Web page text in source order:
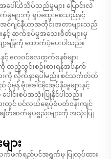
ပေါ်ယံသိပ်သည်မှုများ ပြောင်းလဲ
မှုများကို ရှုပ်ထွေးစေသည်နှင့်
င်ဂျင်နီယာအတိုင်းအတာများသည်
နှင့် ဆက်စပ်မှုအသေးစိတ်များမှ
ာ့ချိန်ကို ထောက်ပံ့ပေးပါသည်။
င့် လေဝင်လေထွက်စနစ်များ
ည့်သွင်းစဉ်းစားရန်အပ်နှက်
ျားကို လိုက်နာရပါမည်။ စင်သက်တ်တ်
န် မိုးခေါင်မိုးအုပ်နှီးမှုများနှင့်
ေါင်းစပ်အသုံးပြုနိုင်ပါသည်။
းတွင် ပင်လယ်ရေပုံစံပတ်ဝန်းကျင်
ျိတ်ဆက်မှုပစ္စည်းများကို အသုံးပြု
ား
လက်ဖက်ရည်ပင်အရွက်မှ ပြုလုပ်ထား